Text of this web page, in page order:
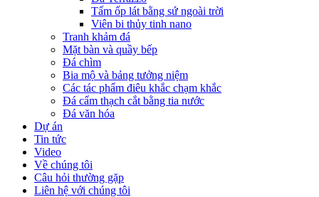
Tấm ốp lát bằng sứ ngoài trời
Viên bi thủy tinh nano
Tranh khảm đá
Mặt bàn và quầy bếp
Đá chìm
Bia mộ và bảng tưởng niệm
Các tác phẩm điêu khắc chạm khắc
Đá cẩm thạch cắt bằng tia nước
Đá văn hóa
Dự án
Tin tức
Video
Về chúng tôi
Câu hỏi thường gặp
Liên hệ với chúng tôi